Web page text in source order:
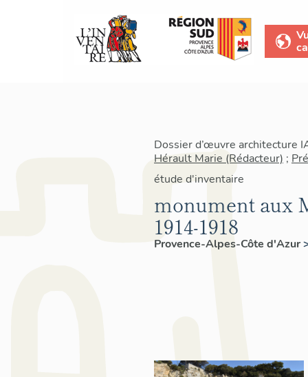
Dossier d’œuvre architecture
Hérault Marie (Rédacteur) ;
étude d'inventaire
monument aux
1914-1918
Provence-Alpes-Côte d'Azur